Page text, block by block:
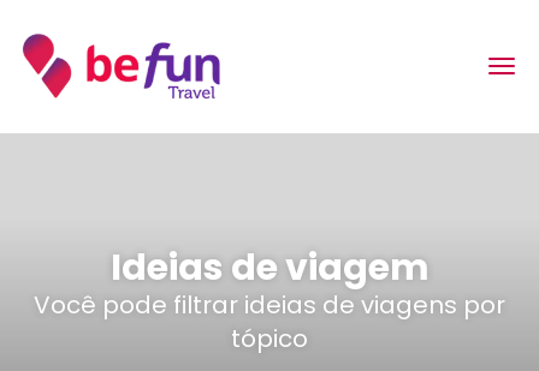
Ideias de viagem
Você pode filtrar ideias de viagens por
tópico